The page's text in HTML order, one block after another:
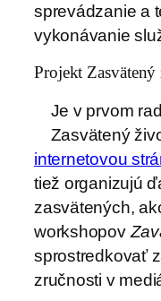
sprevádzanie a
vykonávanie
Projekt
Je v prvom
Zasvätený
internetovou
tiež organizujú
zasvätených,
workshopov
sprostredkovať
zručnosti v